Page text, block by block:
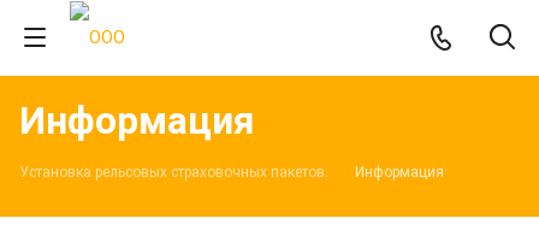
Информация
Установка рельсовых страховочных пакетов. Информация